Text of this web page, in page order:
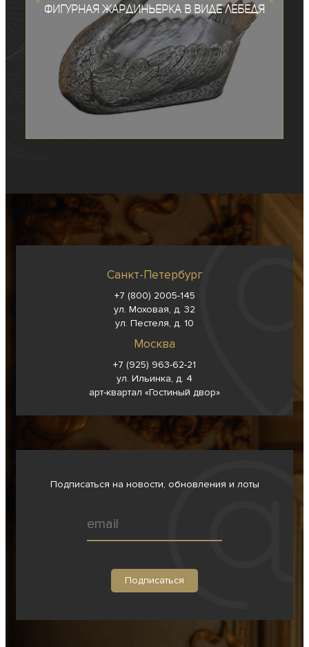
Фигурная жардиньерка в виде лебедя
Санкт-Петербург
+7 (800) 2005-145
ул. Моховая, д. 32
ул. Пестеля, д. 10
Москва
+7 (925) 963-62-21
ул. Ильинка, д. 4
арт-квартал «Гостиный двор»
Подписаться на новости, обновления и лоты